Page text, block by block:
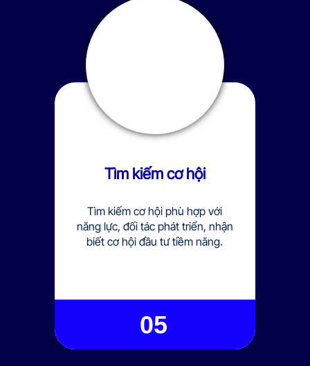
Tìm kiếm cơ hội phù hợp với
năng lực, đối tác phát triển, nhận
biết cơ hội đầu tư tiềm năng.
Tìm kiếm cơ hội
05